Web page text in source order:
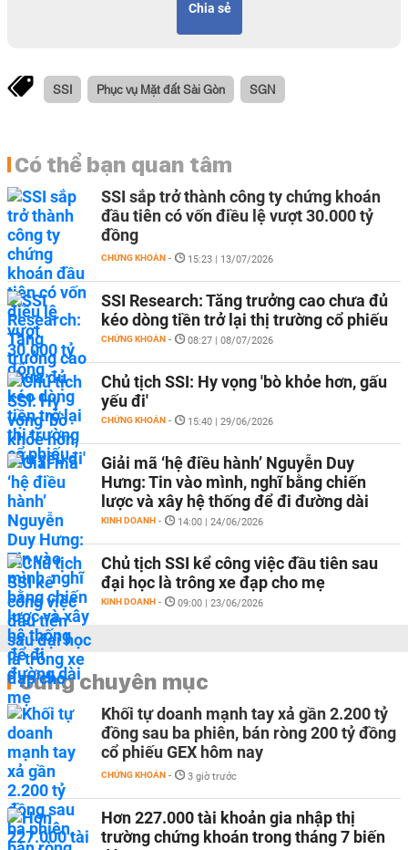
Chia sẻ
SSI Phục vụ Mặt đất Sài Gòn SGN
Có thể bạn quan tâm
SSI sắp trở thành công ty chứng khoán
đầu tiên có vốn điều lệ vượt 30.000 tỷ
đồng
CHỨNG KHOÁN - 15:23 | 13/07/2026
SSI Research: Tăng trưởng cao chưa đủ
kéo dòng tiền trở lại thị trường cổ phiếu
CHỨNG KHOÁN - 08:27 | 08/07/2026
Chủ tịch SSI: Hy vọng 'bò khỏe hơn, gấu
yếu đi'
CHỨNG KHOÁN - 15:40 | 29/06/2026
Giải mã ‘hệ điều hành’ Nguyễn Duy
Hưng: Tin vào mình, nghĩ bằng chiến
lược và xây hệ thống để đi đường dài
KINH DOANH - 14:00 | 24/06/2026
Chủ tịch SSI kể công việc đầu tiên sau
đại học là trông xe đạp cho mẹ
KINH DOANH - 09:00 | 23/06/2026
Cùng chuyên mục
Khối tự doanh mạnh tay xả gần 2.200 tỷ
đồng sau ba phiên, bán ròng 200 tỷ đồng
cổ phiếu GEX hôm nay
CHỨNG KHOÁN - 3 giờ trước
Hơn 227.000 tài khoản gia nhập thị
trường chứng khoán trong tháng 7 biến